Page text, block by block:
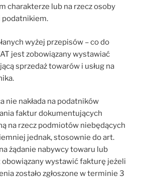
charakterze lub na rzecz osoby
podatnikiem.
wyżej przepisów – co do
jest zobowiązany wystawiać
sprzedaż towarów i usług na
nie nakłada na podatników
faktur dokumentujących
na rzecz podmiotów niebędących
jednak, stosownie do art.
żądanie nabywcy towaru lub
obowiązany wystawić fakturę jeżeli
zostało zgłoszone w terminie 3